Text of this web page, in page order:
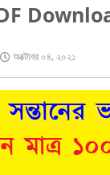
অক্টোবর ০৪, ২০২১